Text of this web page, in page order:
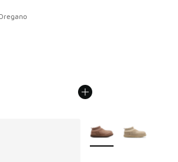
Dit artikel is in de
Meer kleuren